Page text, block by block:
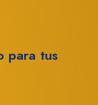
para tus